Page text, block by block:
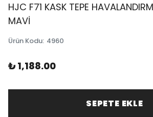
HJC F71 KASK TEPE
MAVİ
Ürün Kodu: 4960
₺ 1,188.00
SEPETE EKLE